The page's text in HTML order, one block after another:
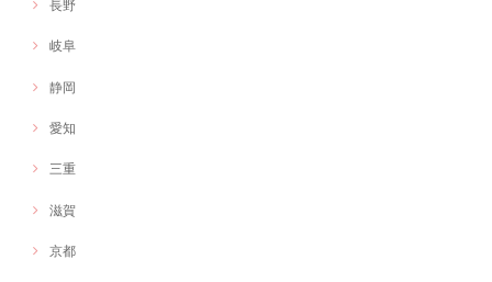
長野
岐阜
静岡
愛知
三重
滋賀
京都